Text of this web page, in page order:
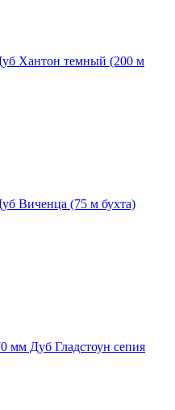
Хантон темный (200 м
Виченца (75 м бухта)
Дуб Гладстоун сепия